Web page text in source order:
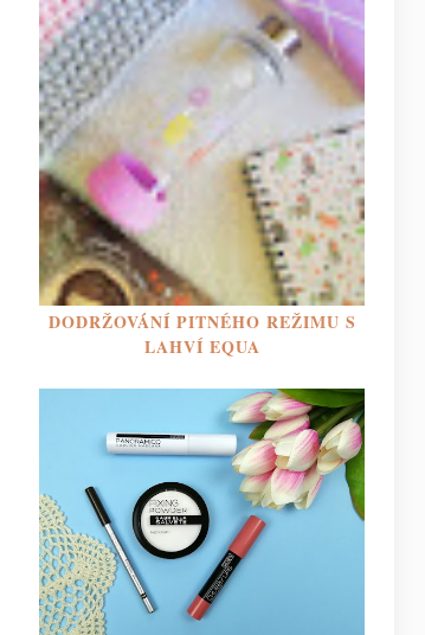
DODRŽOVÁNÍ PITNÉHO REŽIMU S
LAHVÍ EQUA